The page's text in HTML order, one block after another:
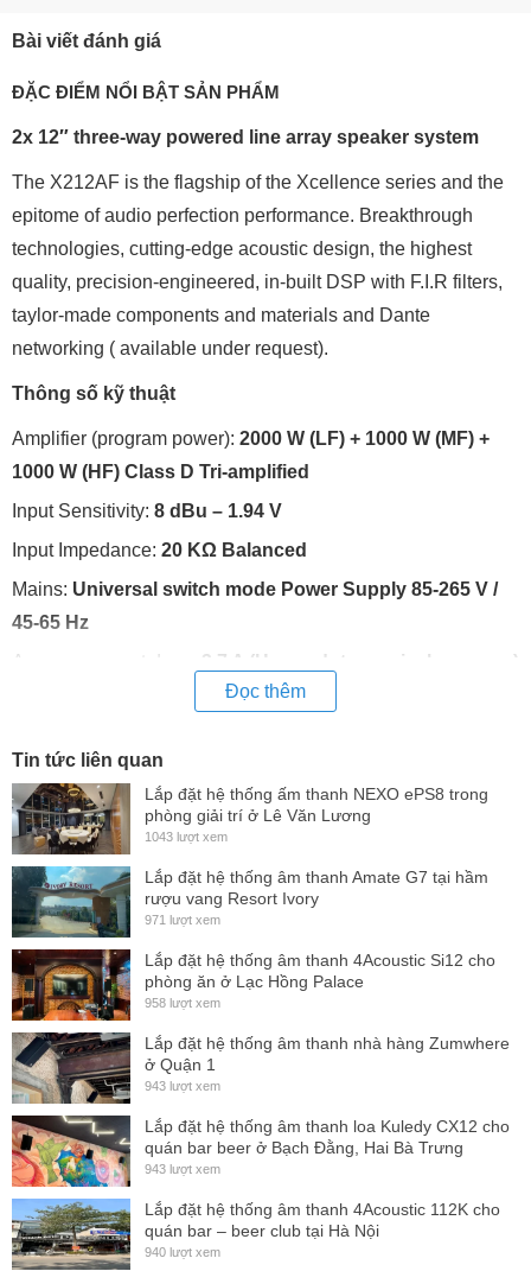
Bài viết đánh giá
ĐẶC ĐIỂM NỔI BẬT SẢN PHẨM
2x 12″ three-way powered line array speaker system
The X212AF is the flagship of the Xcellence series and the
epitome of audio perfection performance. Breakthrough
technologies, cutting-edge acoustic design, the highest
quality, precision-engineered, in-built DSP with F.I.R filters,
taylor-made components and materials and Dante
networking ( available under request).
Thông số kỹ thuật
Amplifier (program power): 2000 W (LF) + 1000 W (MF) +
1000 W (HF) Class D Tri-amplified
Input Sensitivity: 8 dBu – 1.94 V
Input Impedance: 20 KΩ Balanced
Mains: Universal switch mode Power Supply 85-265 V /
45-65 Hz
Average current draw:
3.7 A (Heavy duty musical program)
141 dB continuous, 144 dB peak
presets
AD/DA converters:24 bit – 48 kHz – SNR >112dB
Presets
HPF60_FLAT / HPF60_NEARFIELD /
HPF60_LONGTHROW /
HPF80_FLAT / HPF80_NEARFIELD /
HPF80_LONGTHROW + 25
configurable user memories
Frequency response (-10 dB):
LF:2 x 12″neodymium woofers (3
MF:4 x 6″neodymium woofers (1.5″voice coil)
HF:2 x 3″titanium diaphragm, neodymium magnet
compression drivers
Directivity (HxV):
100º x 8º
Đọc thêm
Tin tức liên quan
Lắp đặt hệ thống ấm thanh NEXO ePS8 trong
phòng giải trí ở Lê Văn Lương
1043 lượt xem
Lắp đặt hệ thống âm thanh Amate G7 tại hầm
rượu vang Resort Ivory
971 lượt xem
Lắp đặt hệ thống âm thanh 4Acoustic Si12 cho
phòng ăn ở Lạc Hồng Palace
958 lượt xem
Lắp đặt hệ thống âm thanh nhà hàng Zumwhere
ở Quận 1
943 lượt xem
Lắp đặt hệ thống âm thanh loa Kuledy CX12 cho
quán bar beer ở Bạch Đằng, Hai Bà Trưng
943 lượt xem
Lắp đặt hệ thống âm thanh 4Acoustic 112K cho
quán bar – beer club tại Hà Nội
940 lượt xem